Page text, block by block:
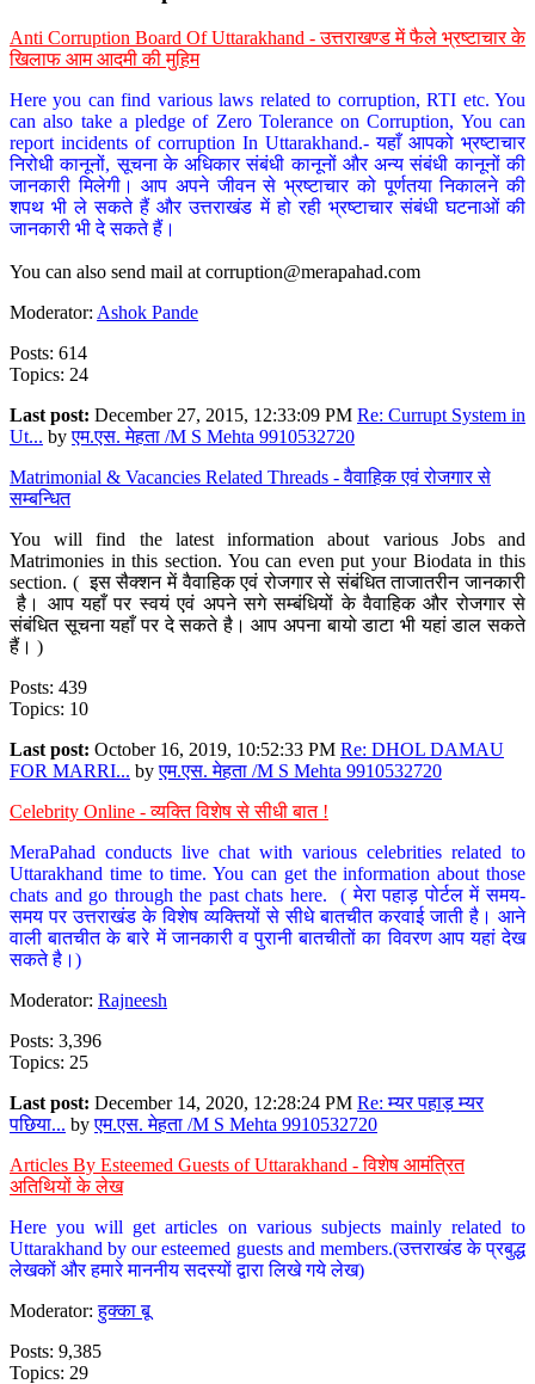
Anti Corruption Board Of Uttarakhand - उत्तराखण्ड में फैले भ्रष्टाचार के
खिलाफ आम आदमी की मुहिम
Here you can find various laws related to corruption, RTI etc. You
can also take a pledge of Zero Tolerance on Corruption, You can
report incidents of corruption In Uttarakhand.- यहाँ आपको भ्रष्टाचार
निरोधी कानूनों, सूचना के अधिकार संबंधी कानूनों और अन्य संबंधी कानूनों की
जानकारी मिलेगी। आप अपने जीवन से भ्रष्टाचार को पूर्णतया निकालने की
शपथ भी ले सकते हैं और उत्तराखंड में हो रही भ्रष्टाचार संबंधी घटनाओं की
जानकारी भी दे सकते हैं।
You can also send mail at corruption@merapahad.com
Moderator: Ashok Pande
Posts: 614
Topics: 24
Last post: December 27, 2015, 12:33:09 PM Re: Currupt System in
Ut... byएम.एस. मेहता /M S Mehta 9910532720
Matrimonial & Vacancies Related Threads - वैवाहिक एवं रोजगार से
सम्बन्धित
You will find the latest information about various Jobs and
Matrimonies in this section. You can even put your Biodata in this
section. ( इस सैक्शन में वैवाहिक एवं रोजगार से संबंधित ताजातरीन जानकारी
है। आप यहाँ पर स्वयं एवं अपने सगे सम्बंधियों के वैवाहिक और रोजगार से
संबंधित सूचना यहाँ पर दे सकते है। आप अपना बायो डाटा भी यहां डाल सकते
हैं। )
Posts: 439
Topics: 10
Last post: October 16, 2019, 10:52:33 PM Re: DHOL DAMAU
FOR MARRI... byएम.एस. मेहता /M S Mehta 9910532720
Celebrity Online - व्यक्ति विशेष से सीधी बात !
MeraPahad conducts live chat with various celebrities related to
Uttarakhand time to time. You can get the information about those
chats and go through the past chats here. ( मेरा पहाड़ पोर्टल में समय-
समय पर उत्तराखंड के विशेष व्यक्तियों से सीधे बातचीत करवाई जाती है। आने
वाली बातचीत के बारे में जानकारी व पुरानी बातचीतों का विवरण आप यहां देख
सकते है।)
Moderator: Rajneesh
Posts: 3,396
Topics: 25
Last post: December 14, 2020, 12:28:24 PM Re: म्यर पहाड़ म्यर
पछिया... byएम.एस. मेहता /M S Mehta 9910532720
Articles By Esteemed Guests of Uttarakhand - विशेष आमंत्रित
अतिथियों के लेख
Here you will get articles on various subjects mainly related to
Uttarakhand by our esteemed guests and members.(उत्तराखंड के प्रबुद्ध
लेखकों और हमारे माननीय सदस्यों द्वारा लिखे गये लेख)
Moderator:हुक्का बू
Posts: 9,385
Topics: 29